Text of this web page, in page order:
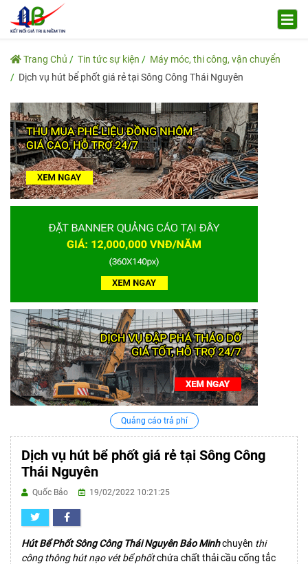
Trang Chủ Tin tức sự kiện
Máy móc, thi công, vận chuyển
Dịch vụ hút bể phốt giá rẻ tại Sông Công Thái Nguyên
Quảng cáo trả phí
Dịch vụ hút bể phốt giá rẻ tại Sông Công
Thái Nguyên
Quốc Bảo 19/02/2022 10:21:25
Hút Bể Phốt Sông Công Thái Nguyên Bảo Minhchuyên thi
công thông hút nạo vét bể phốtchứa chất thải cầu cống tắc